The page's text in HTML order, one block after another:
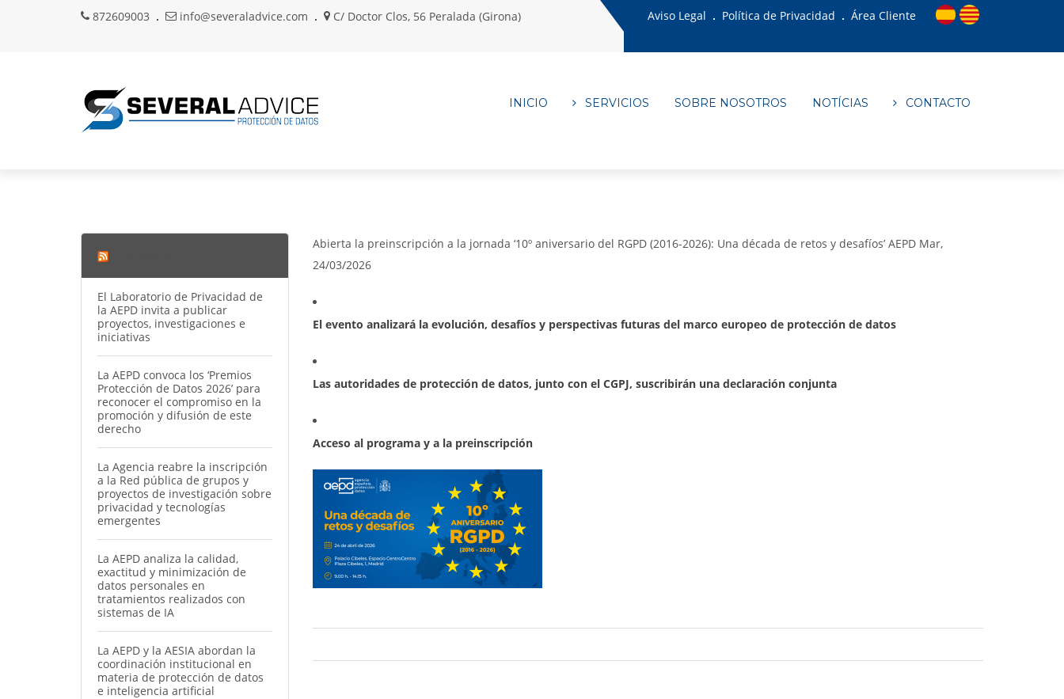
872609003 info@severaladvice.com C/ Doctor Clos, 56 Peralada (Girona) Aviso Legal Política de Privacidad Área Cliente
INICIO SERVICIOS SOBRE NOSOTROS NOTÍCIAS CONTACTO
Abierta la preinscripción a la jornada ‘10º aniversario del RGPD (2016-2026): Una década de retos y desafíos’ AEPD Mar,
24/03/2026
El evento analizará la evolución, desafíos y perspectivas futuras del marco europeo de protección de datos
Las autoridades de protección de datos, junto con el CGPJ, suscribirán una declaración conjunta
Acceso al programa y a la preinscripción
El Laboratorio de Privacidad de
la AEPD invita a publicar
proyectos, investigaciones e
iniciativas
La AEPD convoca los ‘Premios
Protección de Datos 2026’ para
reconocer el compromiso en la
promoción y difusión de este
derecho
La Agencia reabre la inscripción
a la Red pública de grupos y
proyectos de investigación sobre
privacidad y tecnologías
emergentes
La AEPD analiza la calidad,
exactitud y minimización de
datos personales en
tratamientos realizados con
sistemas de IA
La AEPD y la AESIA abordan la
coordinación institucional en
materia de protección de datos
e inteligencia artificial